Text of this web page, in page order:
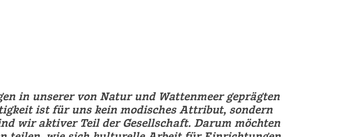
in unserer von Natur und Wattenmeer geprägten
ist für uns kein modisches Attribut, sondern
wir aktiver Teil der Gesellschaft. Darum möchten